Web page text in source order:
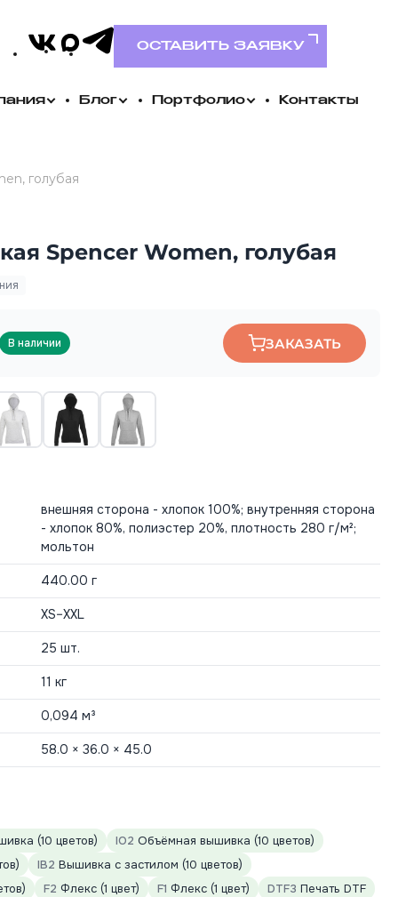
VK Telegram
MAX
ОСТАВИТЬ ЗАЯВКУ
Блог Портфолио Контакты
голубая
Spencer Women, голубая
В наличии ЗАКАЗАТЬ
внешняя сторона - хлопок 100%; внутренняя сторона
- хлопок 80%, полиэстер 20%, плотность 280 г/м²;
мольтон
440.00 г
ХS–ХXL
25 шт.
11 кг
0,094 м³
58.0 × 36.0 × 45.0
(10 цветов) IO2 Объёмная вышивка (10 цветов)
IB2 Вышивка с застилом (10 цветов)
F2 Флекс (1 цвет) F1 Флекс (1 цвет) DTF3 Печать DTF